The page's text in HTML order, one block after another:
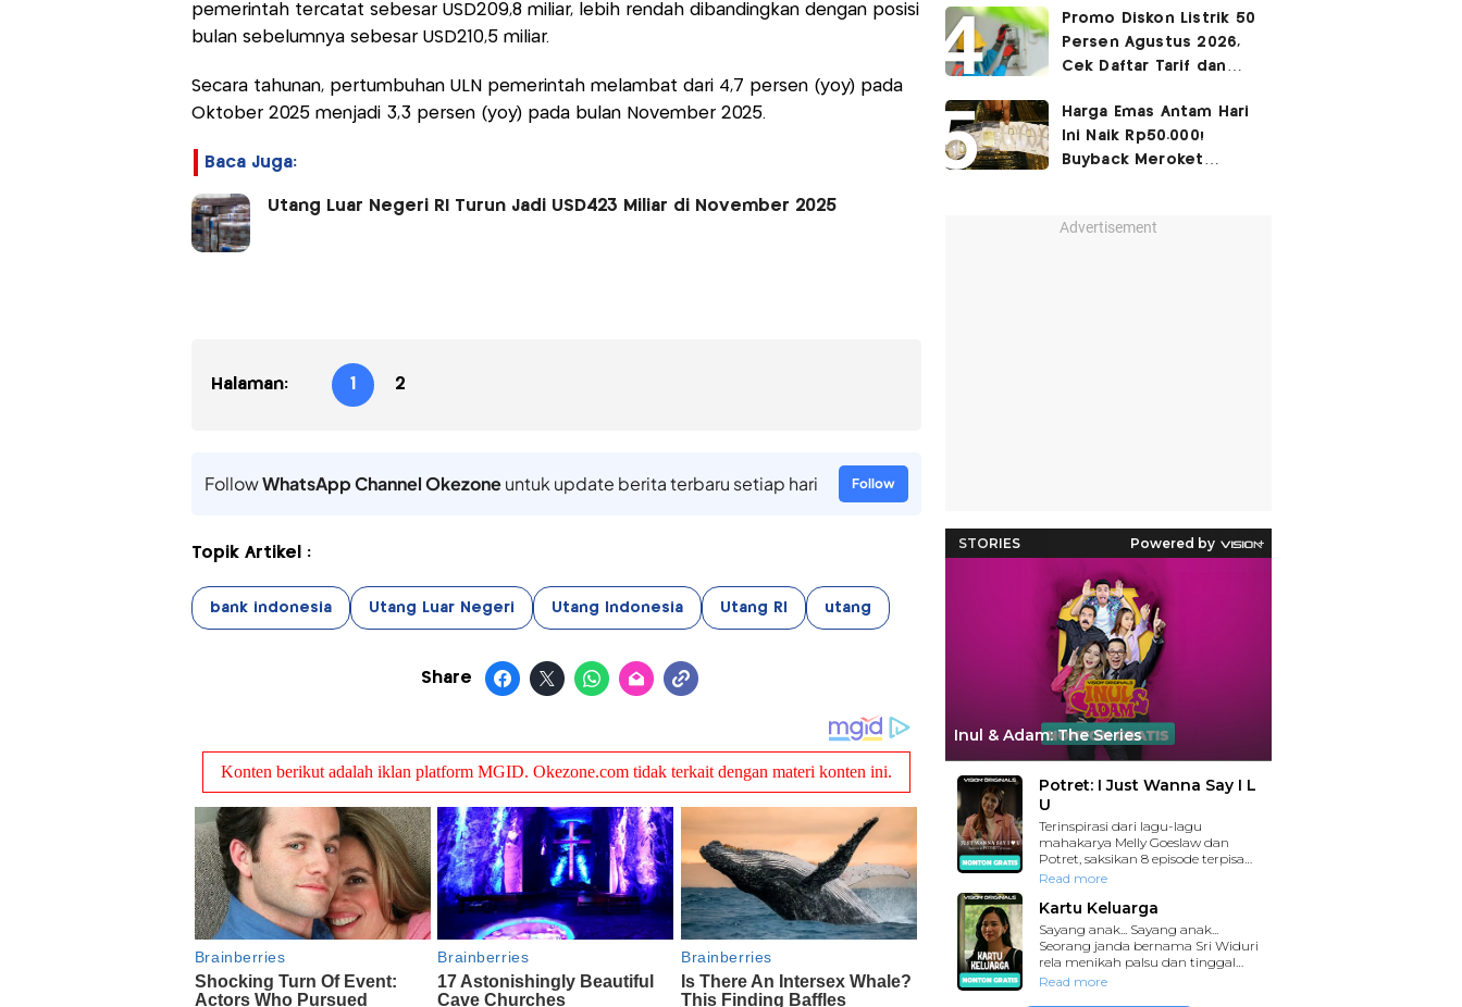
pemerintah tercatat sebesar USD209,8 miliar, lebih rendah dibandingkan dengan posisi
bulan sebelumnya sebesar USD210,5 miliar.
Secara tahunan, pertumbuhan ULN pemerintah melambat dari 4,7 persen (yoy) pada
Oktober 2025 menjadi 3,3 persen (yoy) pada bulan November 2025.
Baca Juga:
Utang Luar Negeri RI Turun Jadi USD423 Miliar di November 2025
Halaman: 1 2
FollowWhatsApp Channel Okezoneuntuk update berita terbaru setiap hari Follow
Topik Artikel :
bank indonesia Utang Luar Negeri Utang Indonesia Utang RI utang
Share
Surabaya
Promo Diskon Listrik 50
Persen Agustus 2026,
Cek Daftar Tarif dan
Harga Emas Antam Hari
Ini Naik Rp50.000!
Buyback Meroket
Advertisement